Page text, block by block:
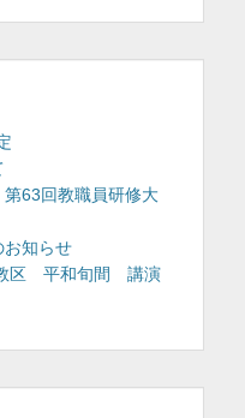
63回教職員研修大
お知らせ
区 平和旬間 講演